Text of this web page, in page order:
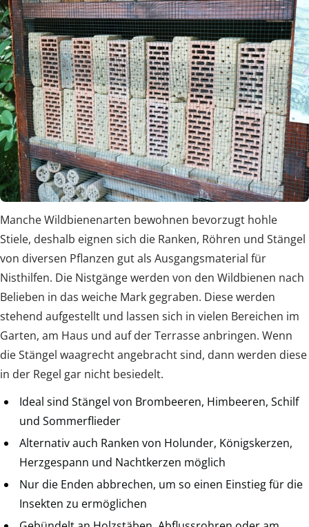
Manche Wildbienenarten bewohnen bevorzugt hohle
Stiele, deshalb eignen sich die Ranken, Röhren und Stängel
von diversen Pflanzen gut als Ausgangsmaterial für
Nisthilfen. Die Nistgänge werden von den Wildbienen nach
Belieben in das weiche Mark gegraben. Diese werden
stehend aufgestellt und lassen sich in vielen Bereichen im
Garten, am Haus und auf der Terrasse anbringen. Wenn
die Stängel waagrecht angebracht sind, dann werden diese
in der Regel gar nicht besiedelt.
Ideal sind Stängel von Brombeeren, Himbeeren, Schilf
und Sommerflieder
Alternativ auch Ranken von Holunder, Königskerzen,
Herzgespann und Nachtkerzen möglich
Nur die Enden abbrechen, um so einen Einstieg für die
Insekten zu ermöglichen